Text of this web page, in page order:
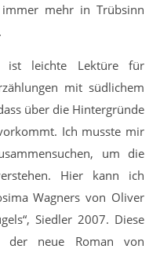
mehr in Trübsinn
ist leichte Lektüre für
mit südlichem
über die Hintergründe
Ich musste mir
um die
Hier kann ich
Wagners von Oliver
Siedler 2007. Diese
der neue Roman von